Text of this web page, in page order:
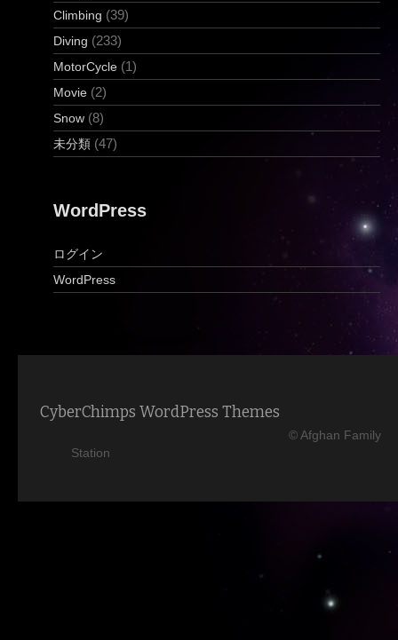
Climbing (39)
Diving (233)
MotorCycle (1)
Movie (2)
Snow (8)
未分類 (47)
WordPress
ログイン
WordPress
CyberChimps WordPress Themes
© Afghan Family
Station